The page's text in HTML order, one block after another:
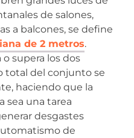
de salones,
a balcones, se define
de 2 metros.
supera los dos
total del conjunto se
haciendo que la
sea una tarea
desgastes
de